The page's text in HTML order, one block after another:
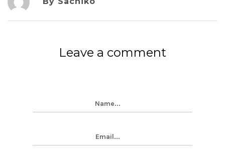
Leave a comment